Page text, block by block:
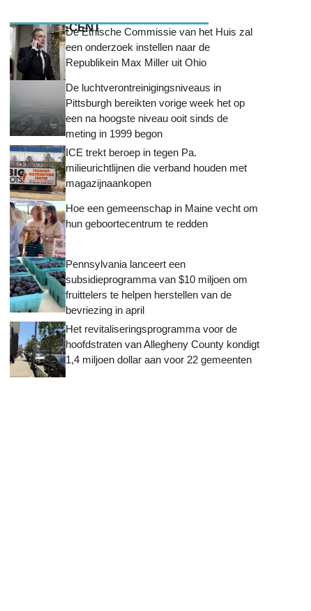
MEEST RECENTDe Ethische Commissie van het Huis zal
een onderzoek instellen naar de
Republikein Max Miller uit Ohio
De luchtverontreinigingsniveaus in
Pittsburgh bereikten vorige week het op
een na hoogste niveau ooit sinds de
meting in 1999 begon
ICE trekt beroep in tegen Pa.
milieurichtlijnen die verband houden met
magazijnaankopen
Hoe een gemeenschap in Maine vecht om
hun geboortecentrum te redden
Pennsylvania lanceert een
subsidieprogramma van $10 miljoen om
fruittelers te helpen herstellen van de
bevriezing in april
Het revitaliseringsprogramma voor de
hoofdstraten van Allegheny County kondigt
1,4 miljoen dollar aan voor 22 gemeenten